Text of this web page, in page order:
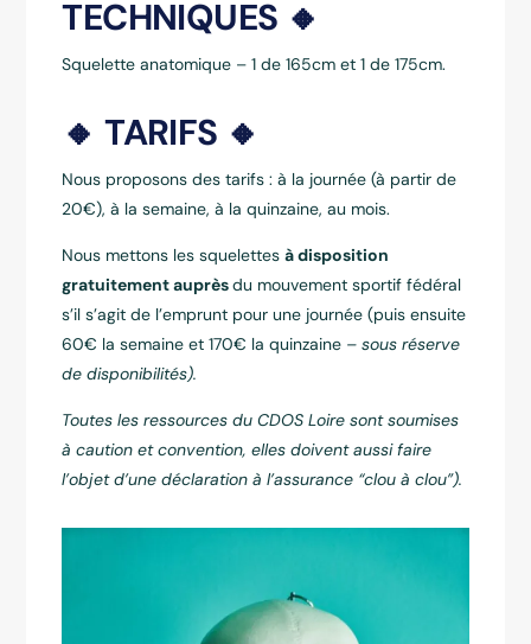
TECHNIQUES 🔸
Squelette anatomique – 1 de 165cm et 1 de 175cm.
🔸 TARIFS 🔸
Nous proposons des tarifs : à la journée (à partir de
20€), à la semaine, à la quinzaine, au mois.
Nous mettons les squelettesà disposition
gratuitement auprèsdu mouvement sportif fédéral
s’il s’agit de l’emprunt pour une journée (puis ensuite
60€ la semaine et 170€ la quinzaine – sous réserve
de disponibilités).
Toutes les ressources du CDOS Loire sont soumises
à caution et convention, elles doivent aussi faire
l’objet d’une déclaration à l’assurance “clou à clou”).